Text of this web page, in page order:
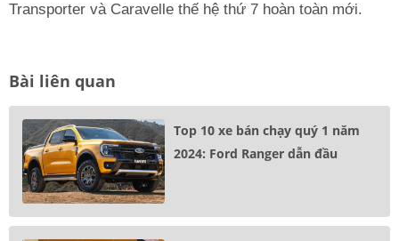
Transporter và Caravelle thế hệ thứ 7 hoàn toàn mới.
Bài liên quan
Top 10 xe bán chạy quý 1 năm
2024: Ford Ranger dẫn đầu